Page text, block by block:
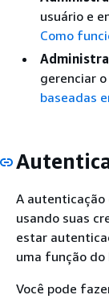
usuário e
Como
gerenciar
baseadas
A autenticação
usando suas
estar
uma função do
Você pode